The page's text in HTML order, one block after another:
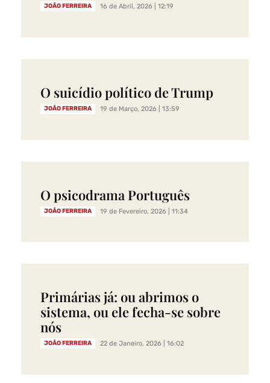
JOÃO FERREIRA 16 de Abril, 2026 | 12:19
O suicídio político de Trump
JOÃO FERREIRA 19 de Março, 2026 | 13:59
O psicodrama Português
JOÃO FERREIRA 19 de Fevereiro, 2026 | 11:34
Primárias já: ou abrimos o
sistema, ou ele fecha-se sobre
nós
JOÃO FERREIRA 22 de Janeiro, 2026 | 16:02